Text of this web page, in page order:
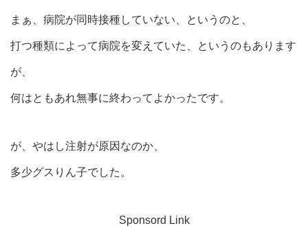
まぁ、病院が同時接種していない、というのと、
打つ種類によって病院を変えていた、というのもあります
が、
何はともあれ無事に終わってよかったです。
が、やはし注射が原因なのか、
多少グスりん子でした。
Sponsord Link